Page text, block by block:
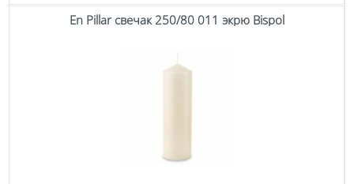
En Pillar свечак 250/80 011 экрю Bispol